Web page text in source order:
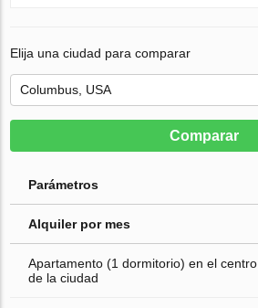
Elija una ciudad para comparar
Comparar
Parámetros
Alquiler por mes
Apartamento (1 dormitorio) en el centro
de la ciudad